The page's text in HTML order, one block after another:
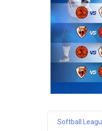
Softball